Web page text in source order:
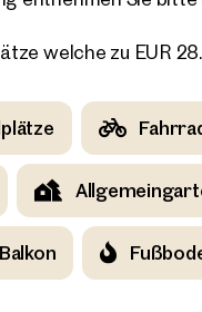
welche zu EUR
Balkon
Ich
Ich
E-